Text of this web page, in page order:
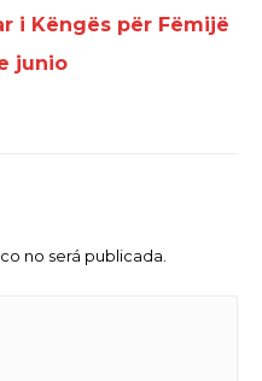
i Këngës për Fëmijë
junio
no será publicada.